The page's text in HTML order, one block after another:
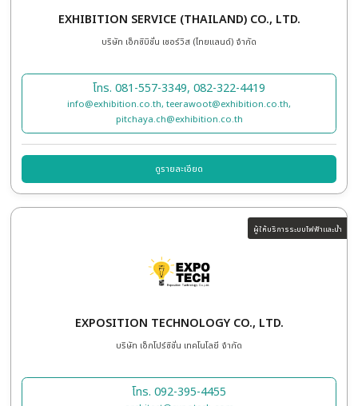
D-63 CO., LTD.
บริษัท ดี ซิกซ์ตี้ ทรี จำกัด
sk@d-63.com
ดูรายละเอียด